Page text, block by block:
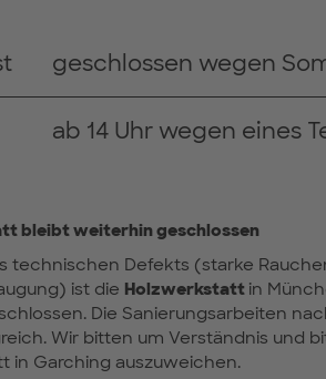
geschlossen wegen
ab 14 Uhr wegen eines
bleibt weiterhin geschlossen
technischen Defekts (starke
ist die Holzwerkstatt in
Die Sanierungsarbeiten
Wir bitten um Verständnis und
in Garching auszuweichen.